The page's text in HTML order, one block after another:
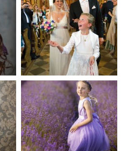
Hochzeit
183
Kinder
111